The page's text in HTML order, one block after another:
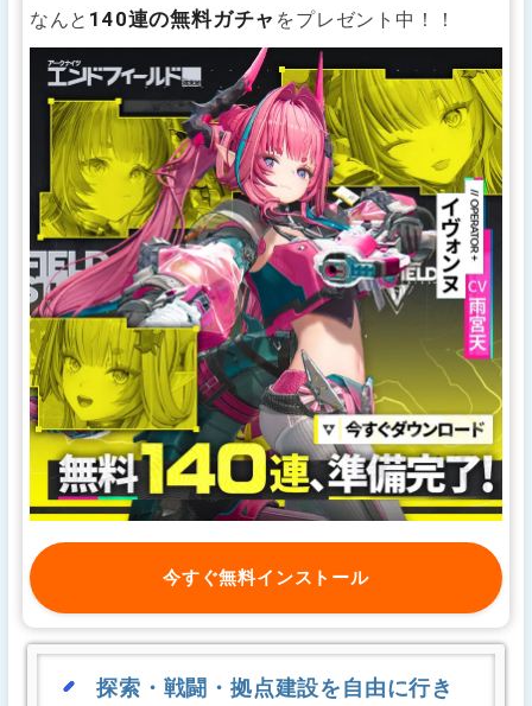
なんと 140連の無料ガチャ をプレゼント中！！
今すぐ無料インストール
探索・戦闘・拠点建設を自由に行き